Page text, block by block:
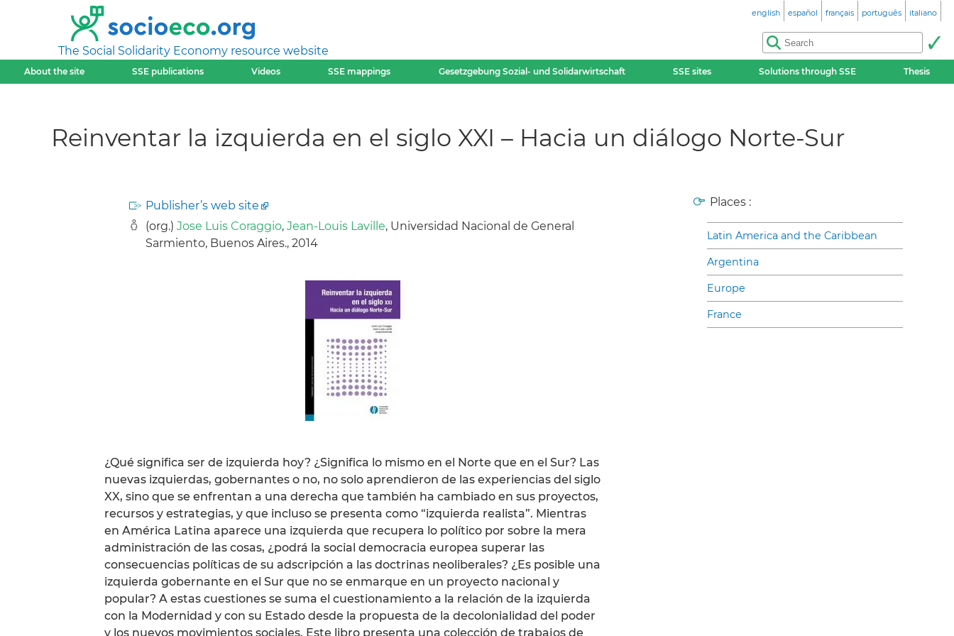
The Social Solidarity Economy resource website
english español français português italiano
About the site SSE publications Videos SSE mappings Gesetzgebung Sozial- und Solidarwirtschaft SSE sites Solutions through SSE Thesis
Reinventar la izquierda en el siglo XXI – Hacia un diálogo Norte-Sur
Publisher’s web site
(org.) Jose Luis Coraggio, Jean-Louis Laville, Universidad Nacional de General
Sarmiento, Buenos Aires., 2014
¿Qué significa ser de izquierda hoy? ¿Significa lo mismo en el Norte que en el Sur? Las
nuevas izquierdas, gobernantes o no, no solo aprendieron de las experiencias del siglo
XX, sino que se enfrentan a una derecha que también ha cambiado en sus proyectos,
recursos y estrategias, y que incluso se presenta como “izquierda realista”. Mientras
en América Latina aparece una izquierda que recupera lo político por sobre la mera
administración de las cosas, ¿podrá la social democracia europea superar las
consecuencias políticas de su adscripción a las doctrinas neoliberales? ¿Es posible una
izquierda gobernante en el Sur que no se enmarque en un proyecto nacional y
popular? A estas cuestiones se suma el cuestionamiento a la relación de la izquierda
con la Modernidad y con su Estado desde la propuesta de la decolonialidad del poder
y los nuevos movimientos sociales. Este libro presenta una colección de trabajos de
Places :
Latin America and the Caribbean
Argentina
Europe
France